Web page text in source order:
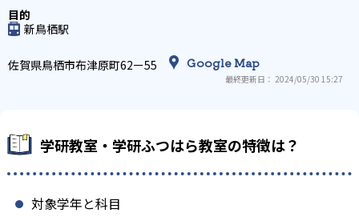
新鳥栖駅
佐賀県鳥栖市布津原町62ー55 Google Map
最終更新日： 2024/05/30 15:27
学研教室・学研ふつはら教室の特徴は？
対象学年と科目